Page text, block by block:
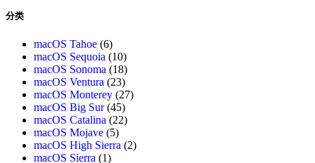
分类
macOS Tahoe (6)
macOS Sequoia (10)
macOS Sonoma (18)
macOS Ventura (23)
macOS Monterey (27)
macOS Big Sur(45)
macOS Catalina (22)
macOS Mojave (5)
macOS High Sierra (2)
macOS Sierra (1)